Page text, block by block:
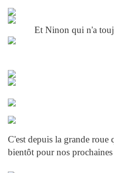
Et Ninon qui n'a
C'est depuis la grande roue
bientôt pour nos